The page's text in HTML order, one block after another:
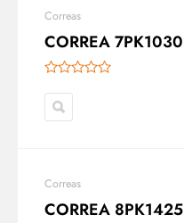
Correas
CORREA 7PK1030
Correas
CORREA 8PK1425